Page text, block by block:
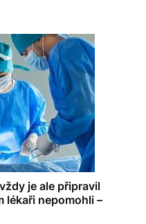
je ale připravil
lékaři nepomohli –